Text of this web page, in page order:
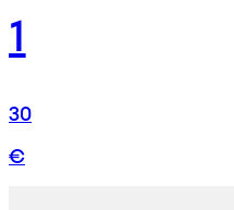
1
30
€